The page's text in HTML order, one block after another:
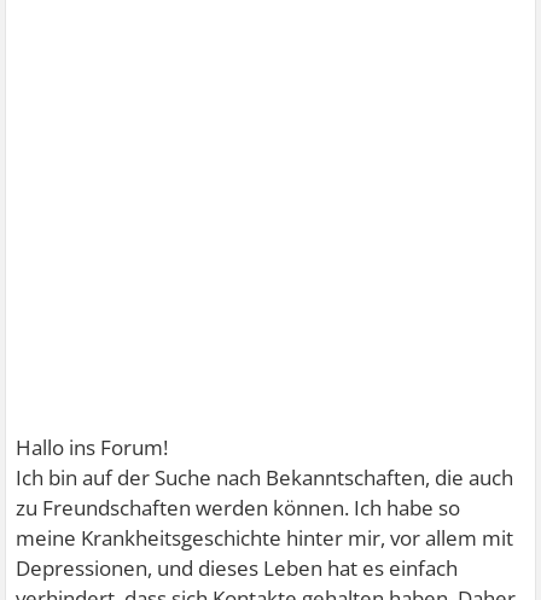
Hallo ins Forum!
Ich bin auf der Suche nach Bekanntschaften, die auch
zu Freundschaften werden können. Ich habe so
meine Krankheitsgeschichte hinter mir, vor allem mit
Depressionen, und dieses Leben hat es einfach